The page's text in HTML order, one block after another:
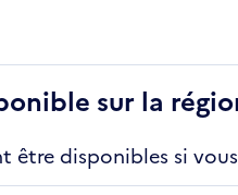
sur la
être disponibles si